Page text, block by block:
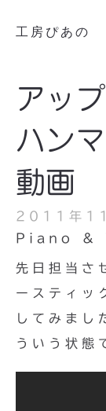
工房ぴあの
アッ
ハン
動画
2011年
Piano &
先日担当さ
ースティッ
してみまし
ういう状態